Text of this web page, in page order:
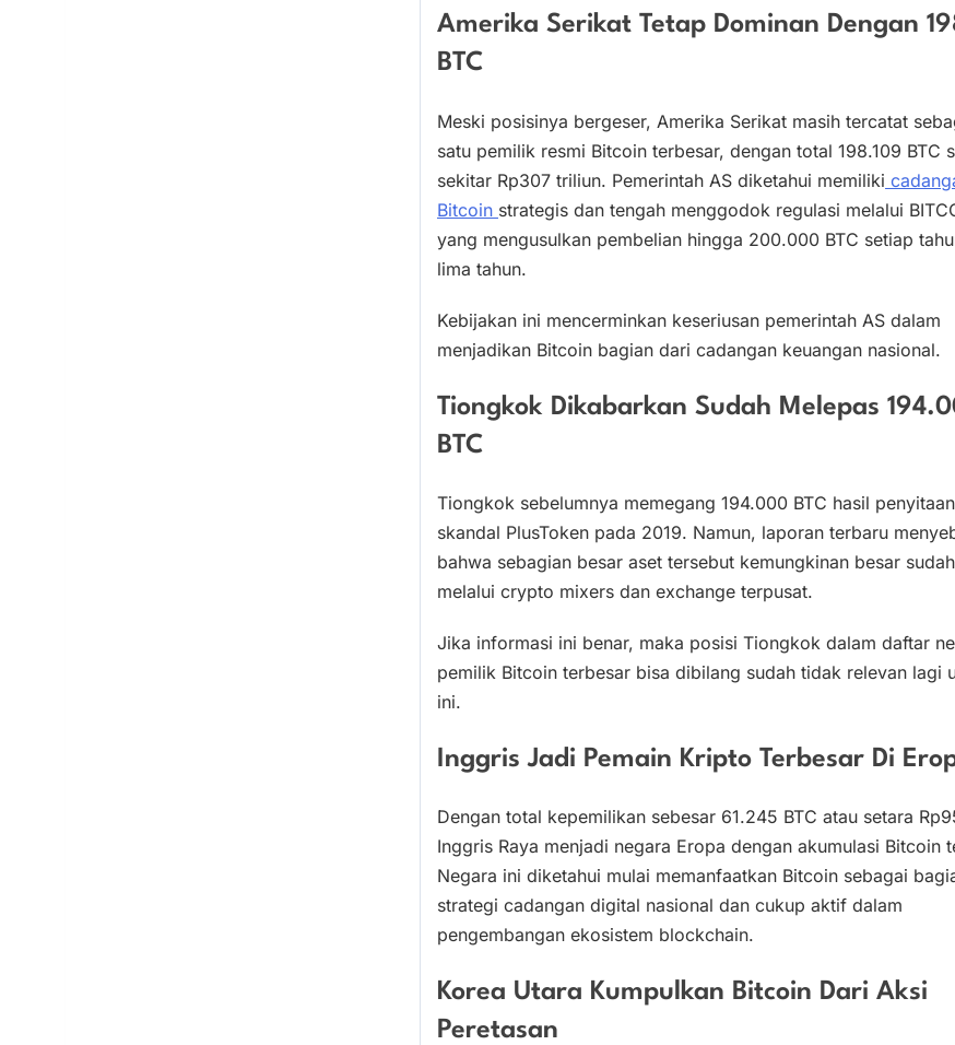
Amerika Serikat Tetap Dominan Dengan
BTC
Meski posisinya bergeser, Amerika Serikat masih tercatat
satu pemilik resmi Bitcoin terbesar, dengan total 198.109 BTC
sekitar Rp307 triliun. Pemerintah AS diketahui memiliki
Bitcoin strategis dan tengah menggodok regulasi melalui
yang mengusulkan pembelian hingga 200.000 BTC setiap
lima tahun.
Kebijakan ini mencerminkan keseriusan pemerintah AS dalam
menjadikan Bitcoin bagian dari cadangan keuangan nasional.
Tiongkok Dikabarkan Sudah Melepas
BTC
Tiongkok sebelumnya memegang 194.000 BTC hasil
skandal PlusToken pada 2019. Namun, laporan terbaru
bahwa sebagian besar aset tersebut kemungkinan besar
melalui crypto mixers dan exchange terpusat.
Jika informasi ini benar, maka posisi Tiongkok dalam daftar
pemilik Bitcoin terbesar bisa dibilang sudah tidak relevan lagi
ini.
Inggris Jadi Pemain Kripto Terbesar Di
Dengan total kepemilikan sebesar 61.245 BTC atau setara
Inggris Raya menjadi negara Eropa dengan akumulasi Bitcoin
Negara ini diketahui mulai memanfaatkan Bitcoin sebagai
strategi cadangan digital nasional dan cukup aktif dalam
pengembangan ekosistem blockchain.
Korea Utara Kumpulkan Bitcoin Dari Aksi
Peretasan